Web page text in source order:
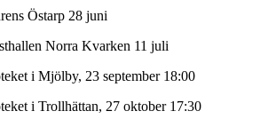
Östarp 28 juni
Norra Kvarken 11 juli
i Mjölby, 23 september 18:00
i Trollhättan, 27 oktober 17:30